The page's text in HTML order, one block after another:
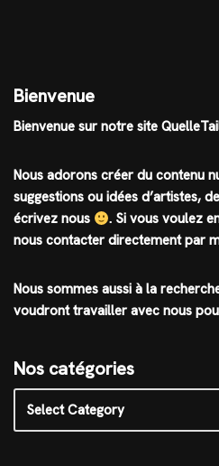
Bienvenue
Bienvenue sur notre site
Nous adorons créer du contenu
suggestions ou idées d’artistes,
écrivez nous
. Si vous voulez
nous contacter directement par
Nous sommes aussi à la
voudront travailler avec nous
Nos catégories